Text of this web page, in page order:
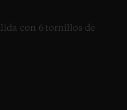
con 6 tornillos de